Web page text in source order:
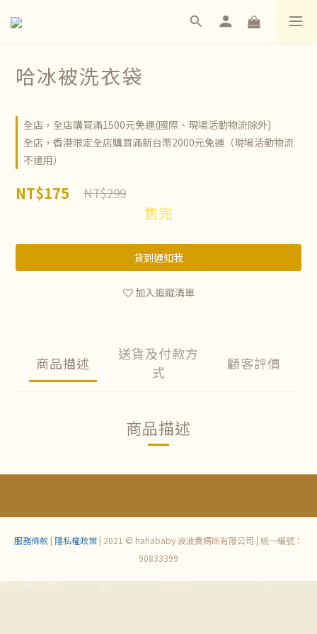
哈冰被洗衣袋
全店，全店購買滿1500元免運(國際、現場活動物流除外)
全店，香港限定全店購買滿新台幣2000元免運（現場活動物流
不適用）
NT$175 NT$299
售完
貨到通知我
加入追蹤清單
商品描述
送貨及付款方
式
顧客評價
商品描述
服務條款 | 隱私權政策 | 2021 © hahababy 波波貴媽咪有限公司 | 統一編號：
90833399